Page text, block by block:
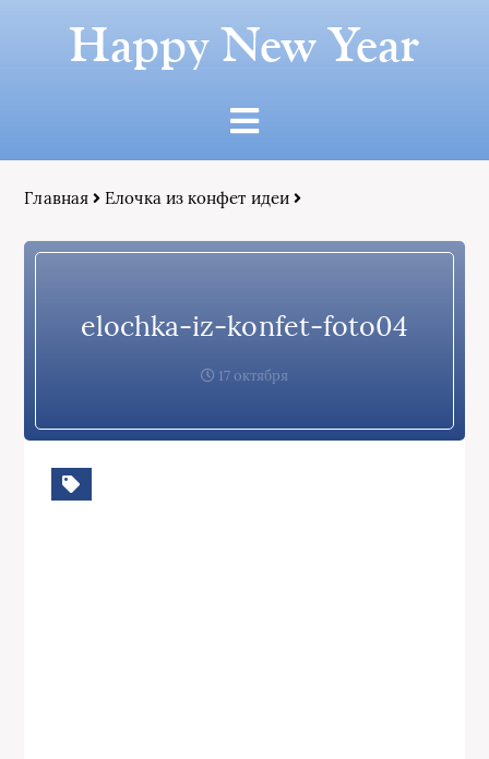
Happy New Year
Главная Елочка из конфет идеи
elochka-iz-konfet-foto04
17 октября